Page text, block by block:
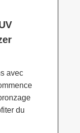
avec
du